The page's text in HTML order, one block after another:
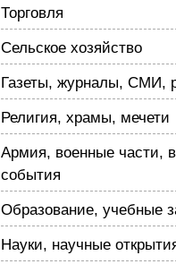
Торговля
Сельское хозяйство
Газеты, журналы, СМИ,
Религия, храмы, мечети
Армия, военные части,
события
Образование, учебные
Науки, научные